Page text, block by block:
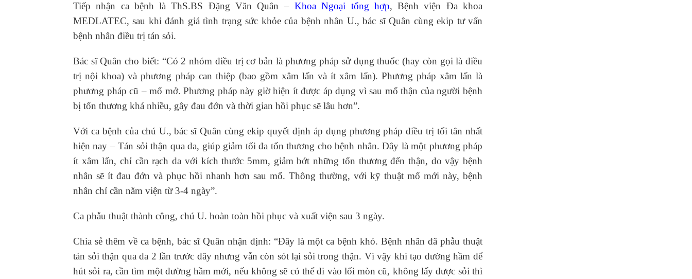
Tiếp nhận ca bệnh là ThS.BS Đặng Văn Quân – Khoa Ngoại tổng hợp, Bệnh viện Đa khoa
MEDLATEC, sau khi đánh giá tình trạng sức khỏe của bệnh nhân U., bác sĩ Quân cùng ekip tư vấn
bệnh nhân điều trị tán sỏi.
Bác sĩ Quân cho biết: “Có 2 nhóm điều trị cơ bản là phương pháp sử dụng thuốc (hay còn gọi là điều
trị nội khoa) và phương pháp can thiệp (bao gồm xâm lấn và ít xâm lấn). Phương pháp xâm lấn là
phương pháp cũ – mổ mở. Phương pháp này giờ hiện ít được áp dụng vì sau mổ thận của người bệnh
bị tổn thương khá nhiều, gây đau đớn và thời gian hồi phục sẽ lâu hơn”.
Với ca bệnh của chú U., bác sĩ Quân cùng ekip quyết định áp dụng phương pháp điều trị tối tân nhất
hiện nay – Tán sỏi thận qua da, giúp giảm tối đa tổn thương cho bệnh nhân. Đây là một phương pháp
ít xâm lấn, chỉ cần rạch da với kích thước 5mm, giảm bớt những tổn thương đến thận, do vậy bệnh
nhân sẽ ít đau đớn và phục hồi nhanh hơn sau mổ. Thông thường, với kỹ thuật mổ mới này, bệnh
nhân chỉ cần nằm viện từ 3-4 ngày”.
Ca phẫu thuật thành công, chú U. hoàn toàn hồi phục và xuất viện sau 3 ngày.
Chia sẻ thêm về ca bệnh, bác sĩ Quân nhận định: “Đây là một ca bệnh khó. Bệnh nhân đã phẫu thuật
tán sỏi thận qua da 2 lần trước đây nhưng vẫn còn sót lại sỏi trong thận. Vì vậy khi tạo đường hầm để
hút sỏi ra, cần tìm một đường hầm mới, nếu không sẽ có thể đi vào lối mòn cũ, không lấy được sỏi thì